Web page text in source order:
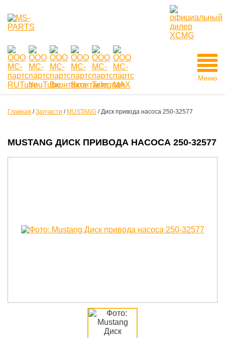
Меню
Главная /Запчасти / MUSTANG /Диск привода насоса 250-32577
MUSTANG ДИСК ПРИВОДА НАСОСА 250-32577